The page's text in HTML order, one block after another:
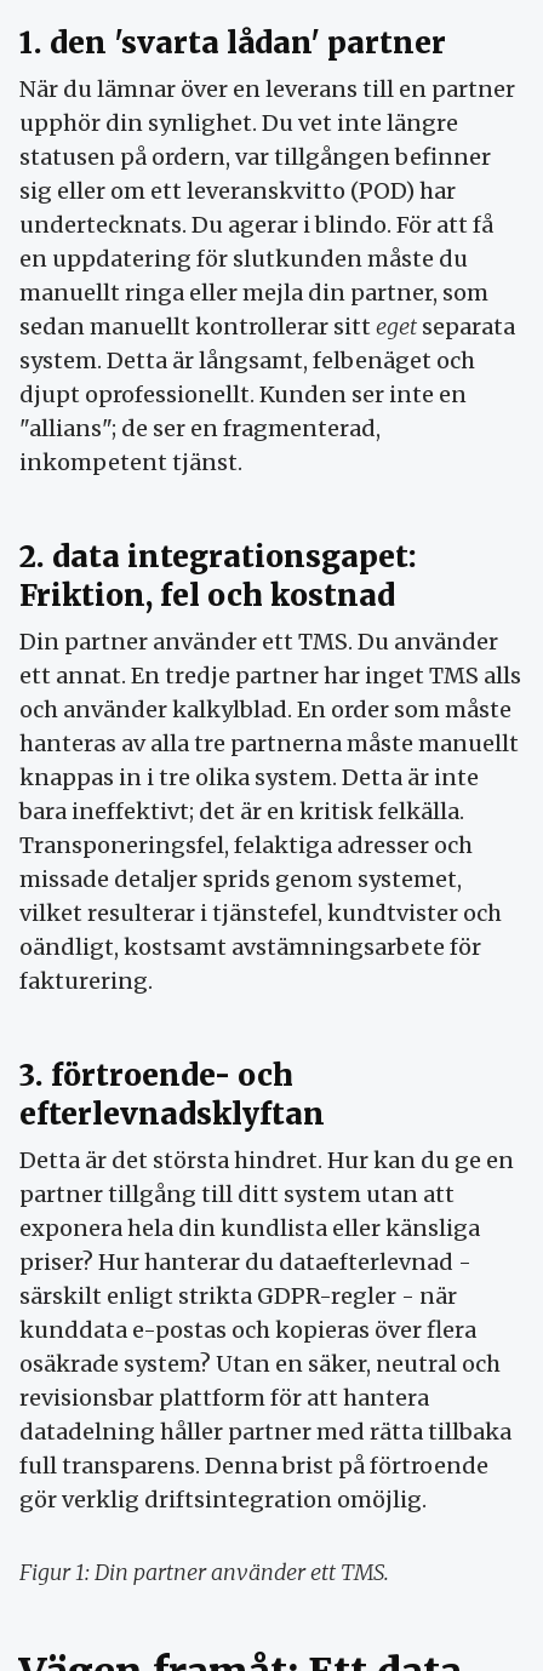
1. den 'svarta lådan' partner
När du lämnar över en leverans till en partner
upphör din synlighet. Du vet inte längre
statusen på ordern, var tillgången befinner
sig eller om ett leveranskvitto (POD) har
undertecknats. Du agerar i blindo. För att få
en uppdatering för slutkunden måste du
manuellt ringa eller mejla din partner, som
sedan manuellt kontrollerar sitt eget separata
system. Detta är långsamt, felbenäget och
djupt oprofessionellt. Kunden ser inte en
"allians"; de ser en fragmenterad,
inkompetent tjänst.
2. data integrationsgapet:
Friktion, fel och kostnad
Din partner använder ett TMS. Du använder
ett annat. En tredje partner har inget TMS alls
och använder kalkylblad. En order som måste
hanteras av alla tre partnerna måste manuellt
knappas in i tre olika system. Detta är inte
bara ineffektivt; det är en kritisk felkälla.
Transponeringsfel, felaktiga adresser och
missade detaljer sprids genom systemet,
vilket resulterar i tjänstefel, kundtvister och
oändligt, kostsamt avstämningsarbete för
fakturering.
3. förtroende- och
efterlevnadsklyftan
Detta är det största hindret. Hur kan du ge en
partner tillgång till ditt system utan att
exponera hela din kundlista eller känsliga
priser? Hur hanterar du dataefterlevnad -
särskilt enligt strikta GDPR-regler - när
kunddata e-postas och kopieras över flera
osäkrade system? Utan en säker, neutral och
revisionsbar plattform för att hantera
datadelning håller partner med rätta tillbaka
full transparens. Denna brist på förtroende
gör verklig driftsintegration omöjlig.
Figur 1: Din partner använder ett TMS.